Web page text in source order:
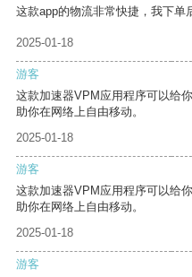
这款app的物流非常快捷，我下单
2025-01-18
游客
这款加速器VPM应用程序可以给
助你在网络上自由移动。
2025-01-18
游客
这款加速器VPM应用程序可以给
助你在网络上自由移动。
2025-01-18
游客